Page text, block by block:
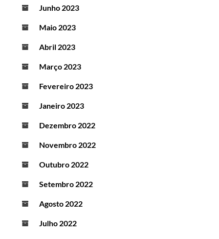
Junho 2023
Maio 2023
Abril 2023
Março 2023
Fevereiro 2023
Janeiro 2023
Dezembro 2022
Novembro 2022
Outubro 2022
Setembro 2022
Agosto 2022
Julho 2022